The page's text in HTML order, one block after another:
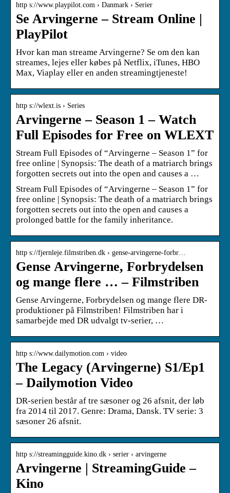
http s://www.playpilot.com › Danmark › Serier
Se Arvingerne – Stream Online |
PlayPilot
Hvor kan man streame Arvingerne? Se om den kan
streames, lejes eller købes på Netflix, iTunes, HBO
Max, Viaplay eller en anden streamingtjeneste!
http s://wlext.is › Series
Arvingerne – Season 1 – Watch
Full Episodes for Free on WLEXT
Stream Full Episodes of “Arvingerne – Season 1” for
free online | Synopsis: The death of a matriarch brings
forgotten secrets out into the open and causes a …
Stream Full Episodes of “Arvingerne – Season 1” for
free online | Synopsis: The death of a matriarch brings
forgotten secrets out into the open and causes a
prolonged battle for the family inheritance.
http s://fjernleje.filmstriben.dk › gense-arvingerne-forbr…
Gense Arvingerne, Forbrydelsen
og mange flere … – Filmstriben
Gense Arvingerne, Forbrydelsen og mange flere DR-
produktioner på Filmstriben! Filmstriben har i
samarbejde med DR udvalgt tv-serier, …
http s://www.dailymotion.com › video
The Legacy (Arvingerne) S1/Ep1
– Dailymotion Video
DR-serien består af tre sæsoner og 26 afsnit, der løb
fra 2014 til 2017. Genre: Drama, Dansk. TV serie: 3
sæsoner 26 afsnit.
http s://streamingguide.kino.dk › serier › arvingerne
Arvingerne | StreamingGuide –
Kino